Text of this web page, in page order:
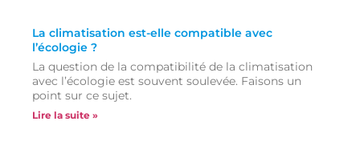
La climatisation est-elle compatible avec
l’écologie ?
La question de la compatibilité de la climatisation
avec l’écologie est souvent soulevée. Faisons un
point sur ce sujet.
Lire la suite »